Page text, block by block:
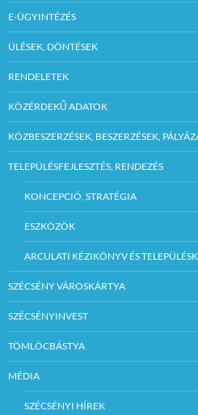
E-ÜGYINTÉZÉS
ÜLÉSEK, DÖNTÉSEK
RENDELETEK
KÖZÉRDEKŰ ADATOK
KÖZBESZERZÉSEK, BESZERZÉSEK,
TELEPÜLÉSFEJLESZTÉS, RENDEZÉS
KONCEPCIÓ, STRATÉGIA
ESZKÖZÖK
ARCULATI KÉZIKÖNYV ÉS
SZÉCSÉNY VÁROSKÁRTYA
SZÉCSÉNYINVEST
TÖMLÖCBÁSTYA
MÉDIA
SZÉCSÉNYI HÍREK